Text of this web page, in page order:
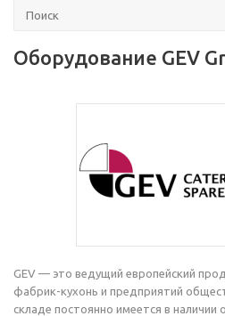
Оборудование GEV
GEV — это ведущий европейский
фабрик-кухонь и предприятий
складе постоянно имеется в наличии